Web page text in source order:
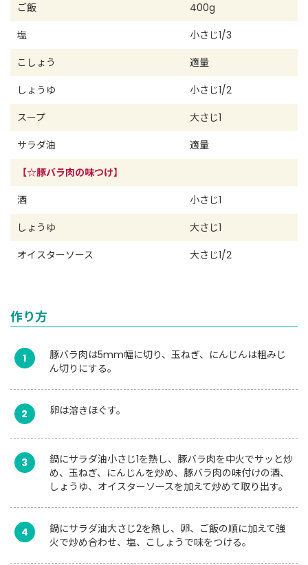
ご飯
400g
塩
小さじ1/3
こしょう
適量
しょうゆ
小さじ1/2
スープ
大さじ1
サラダ油
適量
【☆豚バラ肉の味つけ】
酒
小さじ1
しょうゆ
大さじ1
オイスターソース
大さじ1/2
作り方
1
豚バラ肉は5mm幅に切り、玉ねぎ、にんじんは粗みじ
ん切りにする。
2 卵は溶きほぐす。
3
鍋にサラダ油小さじ1を熱し、豚バラ肉を中火でサッと炒
め、玉ねぎ、にんじんを炒め、豚バラ肉の味付けの酒、
しょうゆ、オイスターソースを加えて炒めて取り出す。
4
鍋にサラダ油大さじ2を熱し、卵、ご飯の順に加えて強
火で炒め合わせ、塩、こしょうで味をつける。